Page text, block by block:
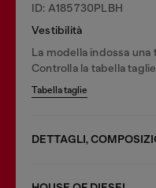
ID: A185730PLBH
Vestibilità
La modella indossa una
Controlla la tabella
Tabella taglie
DETTAGLI,